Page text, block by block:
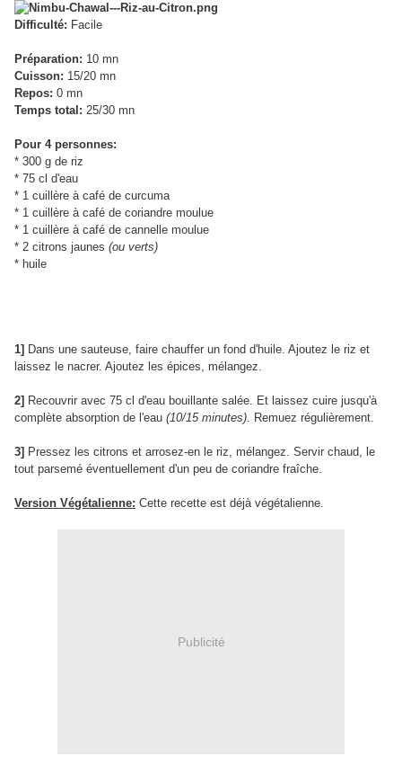
Difficulté: Facile
Préparation: 10 mn
Cuisson: 15/20 mn
Repos: 0 mn
Temps total: 25/30 mn
Pour 4 personnes:
* 300 g de riz
* 75 cl d'eau
* 1 cuillère à café de curcuma
* 1 cuillère à café de coriandre moulue
* 1 cuillère à café de cannelle moulue
* 2 citrons jaunes (ou verts)
* huile
1] Dans une sauteuse, faire chauffer un fond d'huile. Ajoutez le riz et
laissez le nacrer. Ajoutez les épices, mélangez.
2] Recouvrir avec 75 cl d'eau bouillante salée. Et laissez cuire jusqu'à
complète absorption de l'eau (10/15 minutes). Remuez régulièrement.
3] Pressez les citrons et arrosez-en le riz, mélangez. Servir chaud, le
tout parsemé éventuellement d'un peu de coriandre fraîche.
Version Végétalienne: Cette recette est déjà végétalienne.
Publicité